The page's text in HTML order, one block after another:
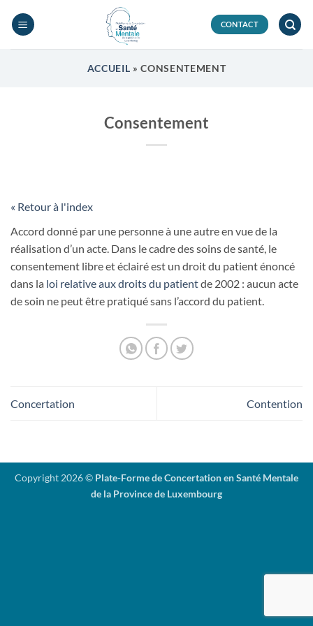
CONTACT
ACCUEIL » CONSENTEMENT
Consentement
« Retour à l'index
Accord donné par une personne à une autre en vue de la
réalisation d’un acte. Dans le cadre des soins de santé, le
consentement libre et éclairé est un droit du patient énoncé
dans la loi relative aux droits du patientde 2002 : aucun acte
de soin ne peut être pratiqué sans l’accord du patient.
Concertation Contention
Copyright 2026 © Plate-Forme de Concertation en Santé Mentale
de la Province de Luxembourg